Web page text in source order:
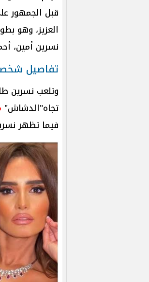
قبل الجمهور
العزيز، وهو
نسرين أمين،
تفاصيل
وتلعب نسرين
تجاه"الدشاش"
فيما تظهر